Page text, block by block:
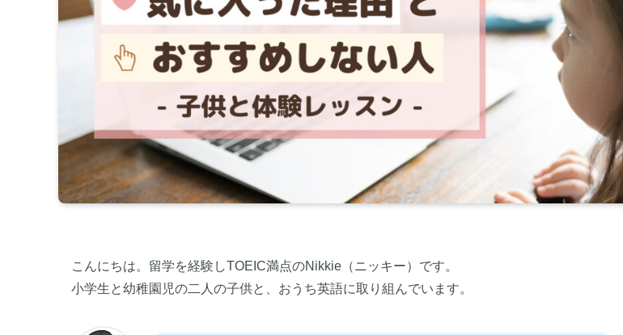
こんにちは。留学を経験しTOEIC満点のNikkie（ニッキー）です。
小学生と幼稚園児の二人の子供と、おうち英語に取り組んでいます。